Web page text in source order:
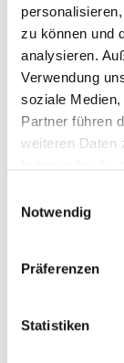
zu können und
analysieren.
Verwendung
soziale
Partner führen
weiteren Daten
Notwendig
Präferenzen
Statistiken
Module:
Die
Std.
Fachmodul 1
88 Std